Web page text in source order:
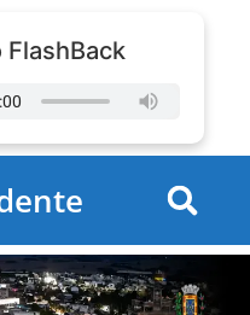
FlashBack